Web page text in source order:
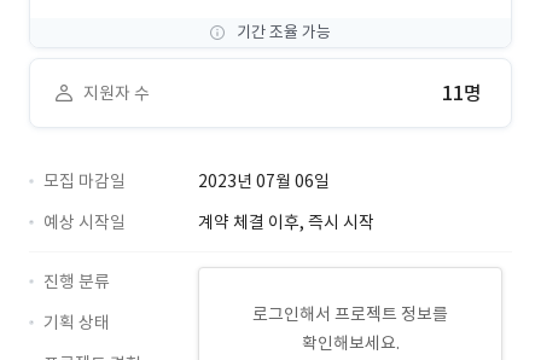
기간 조율 가능
지원자 수 11명
모집 마감일
2023년 07월 06일
예상 시작일
계약 체결 이후, 즉시 시작
로그인해서 프로젝트 정보를
확인해보세요.
진행 분류
기획 상태